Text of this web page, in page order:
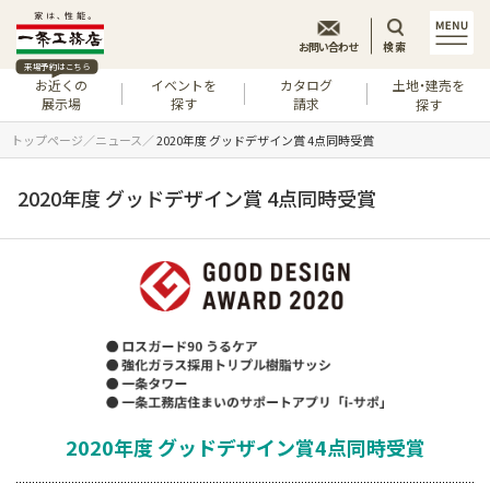
来場予約はこちら
お近くの
展示場
イベントを
探す
カタログ
請求
土地・建売を
探す
お問い合わせ 検索
トップページ ニュース 2020年度 グッドデザイン賞 4点同時受賞
2020年度 グッドデザイン賞 4点同時受賞
2020年度 グッドデザイン賞4点同時受賞